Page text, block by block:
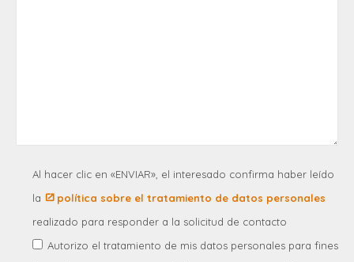
Al hacer clic en «ENVIAR», el interesado confirma haber leído
la
política sobre el tratamiento de datos personales
realizado para responder a la solicitud de contacto
Autorizo el tratamiento de mis datos personales para fines